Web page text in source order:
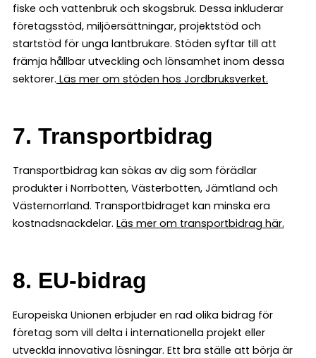
fiske och vattenbruk och skogsbruk. Dessa inkluderar
företagsstöd, miljöersättningar, projektstöd och
startstöd för unga lantbrukare. Stöden syftar till att
främja hållbar utveckling och lönsamhet inom dessa
sektorer. Läs mer om stöden hos Jordbruksverket.
7. Transportbidrag
Transportbidrag kan sökas av dig som förädlar
produkter i Norrbotten, Västerbotten, Jämtland och
Västernorrland. Transportbidraget kan minska era
kostnadsnackdelar. Läs mer om transportbidrag här.
8. EU-bidrag
Europeiska Unionen erbjuder en rad olika bidrag för
företag som vill delta i internationella projekt eller
utveckla innovativa lösningar. Ett bra ställe att börja är